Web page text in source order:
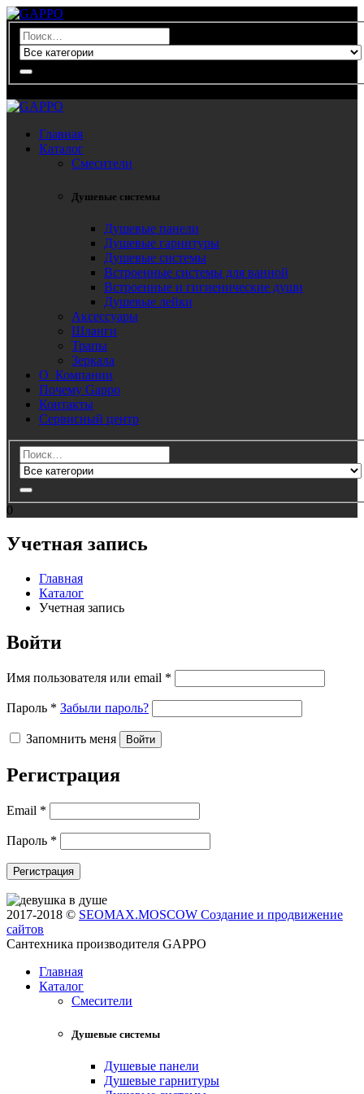
Главная
Каталог
Смесители
Душевые системы
Душевые панели
Душевые гарнитуры
Душевые системы
Встроенные системы для ванной
Встроенные и гигиенические души
Душевые лейки
Аксессуары
Шланги
Трапы
Зеркала
О Компании
Почему Gappo
Контакты
Сервисный центр
0
Учетная запись
Главная
Каталог
Учетная запись
Войти
Имя пользователя или email *
Пароль * Забыли пароль?
Запомнить меня
Регистрация
Email *
Пароль *
2017-2018 © SEOMAX.MOSCOW Создание и продвижение
сайтов
Сантехника производителя GAPPO
Главная
Каталог
Смесители
Душевые системы
Душевые панели
Душевые гарнитуры